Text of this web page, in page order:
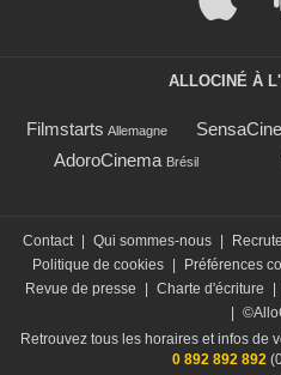
ALLOCINÉ À
Filmstarts Allemagne SensaCine
AdoroCinema Brésil
Contact | Qui sommes-nous |
Politique de cookies | Préférences
Revue de presse
| Charte d'écriture |
|
Retrouvez tous les horaires et infos de
0 892 892 892